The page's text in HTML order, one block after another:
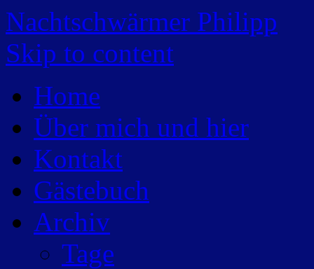
Nachtschwärmer Philipp
Skip to content
Home
Über mich und hier
Kontakt
Gästebuch
Archiv
Tage